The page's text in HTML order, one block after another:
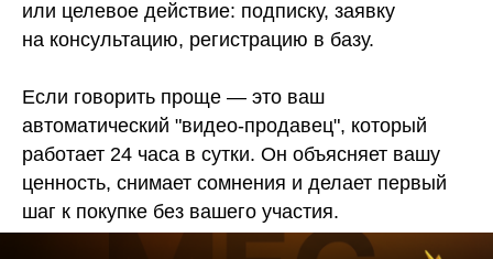
или целевое действие: подписку, заявку
на консультацию, регистрацию в базу.
Если говорить проще — это ваш
автоматический "видео-продавец", который
работает 24 часа в сутки. Он объясняет вашу
ценность, снимает сомнения и делает первый
шаг к покупке без вашего участия.